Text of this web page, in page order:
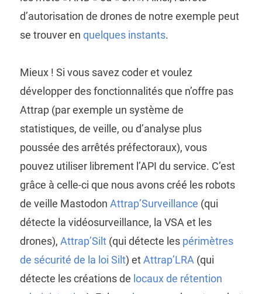
d’autorisation de drones de notre exemple peut
se trouver en quelques instants.
Mieux ! Si vous savez coder et voulez
développer des fonctionnalités que n’offre pas
Attrap (par exemple un système de
statistiques, de veille, ou d’analyse plus
poussée des arrêtés préfectoraux), vous
pouvez utiliser librement l’API du service. C’est
grâce à celle-ci que nous avons créé les robots
de veille Mastodon Attrap’Surveillance (qui
détecte la vidéosurveillance, la VSA et les
drones), Attrap’Silt(qui détecte les périmètres
de sécurité de la loi Silt) etAttrap’LRA (qui
détecte les créations de locaux de rétention